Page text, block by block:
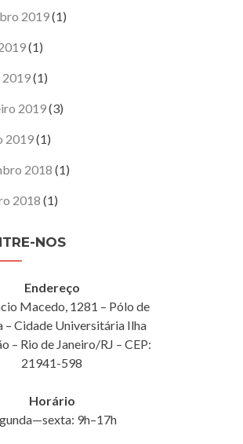
2019(1)
(1)
2019(1)
2019(3)
2019(1)
2018 (1)
2018 (1)
NOS
Endereço
Macedo, 1281 – Pólo de
– Cidade Universitária Ilha
– Rio de Janeiro/RJ – CEP:
21941-598
Horário
9h–17h